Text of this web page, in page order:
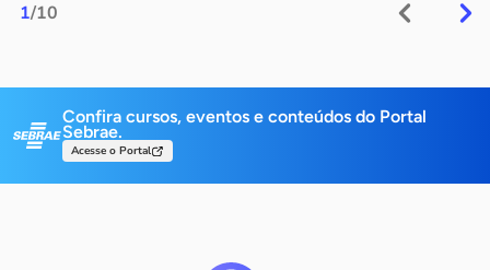
1/10
Confira cursos, eventos e conteúdos do Portal
Sebrae.
Acesse o Portal